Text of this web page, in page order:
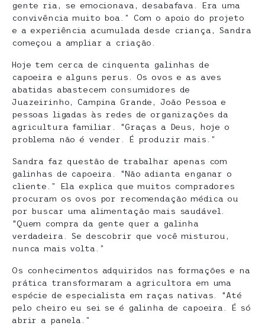
gente ria, se emocionava, desabafava. Era uma
convivência muito boa.” Com o apoio do projeto
e a experiência acumulada desde criança, Sandra
começou a ampliar a criação.
Hoje tem cerca de cinquenta galinhas de
capoeira e alguns perus. Os ovos e as aves
abatidas abastecem consumidores de
Juazeirinho, Campina Grande, João Pessoa e
pessoas ligadas às redes de organizações da
agricultura familiar. “Graças a Deus, hoje o
problema não é vender. É produzir mais.”
Sandra faz questão de trabalhar apenas com
galinhas de capoeira. “Não adianta enganar o
cliente.” Ela explica que muitos compradores
procuram os ovos por recomendação médica ou
por buscar uma alimentação mais saudável.
“Quem compra da gente quer a galinha
verdadeira. Se descobrir que você misturou,
nunca mais volta.”
Os conhecimentos adquiridos nas formações e na
prática transformaram a agricultora em uma
espécie de especialista em raças nativas. “Até
pelo cheiro eu sei se é galinha de capoeira. É só
abrir a panela.”